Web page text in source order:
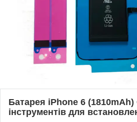
Батарея iPhone 6 (1810mAh)
інструментів для